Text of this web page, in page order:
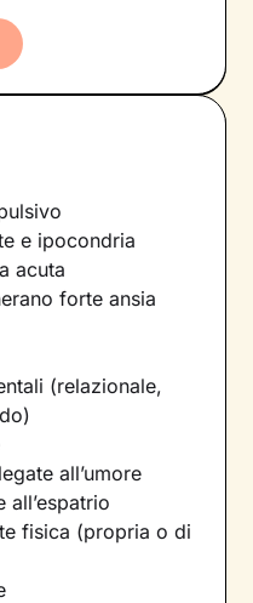
e ipocondria
acuta
forte ansia
(relazionale,
all’umore
fisica (propria o di